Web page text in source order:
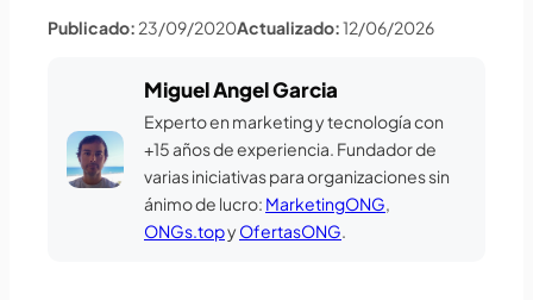
Publicado: 23/09/2020Actualizado:12/06/2026
Miguel Angel Garcia
Experto en marketing y tecnología con
+15 años de experiencia. Fundador de
varias iniciativas para organizaciones sin
ánimo de lucro: MarketingONG,
ONGs.topyOfertasONG.